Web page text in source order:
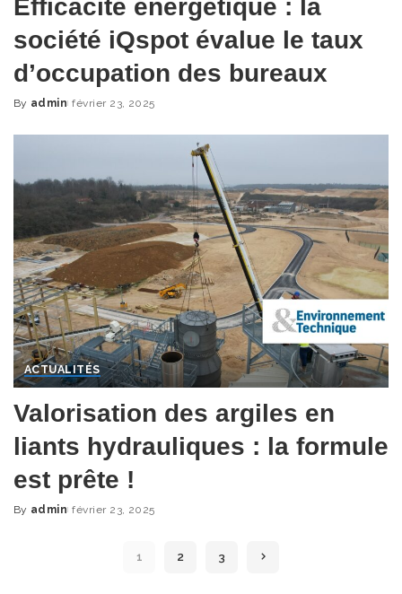
Efficacité énergétique : la
société iQspot évalue le taux
d’occupation des bureaux
Posted
By admin février 23, 2025
ACTUALITÉS
Valorisation des argiles en
liants hydrauliques : la formule
est prête !
Posted
By admin février 23, 2025
1 2 3